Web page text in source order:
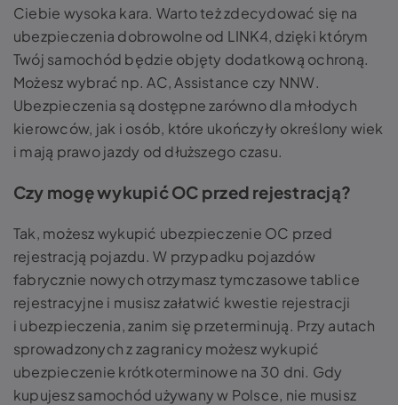
Ciebie wysoka kara. Warto też zdecydować się na
ubezpieczenia dobrowolne od LINK4, dzięki którym
Twój samochód będzie objęty dodatkową ochroną.
Możesz wybrać np. AC, Assistance czy NNW.
Ubezpieczenia są dostępne zarówno dla młodych
kierowców, jak i osób, które ukończyły określony wiek
i mają prawo jazdy od dłuższego czasu.
Czy mogę wykupić OC przed rejestracją?
Tak, możesz wykupić ubezpieczenie OC przed
rejestracją pojazdu. W przypadku pojazdów
fabrycznie nowych otrzymasz tymczasowe tablice
rejestracyjne i musisz załatwić kwestie rejestracji
i ubezpieczenia, zanim się przeterminują. Przy autach
sprowadzonych z zagranicy możesz wykupić
ubezpieczenie krótkoterminowe na 30 dni. Gdy
kupujesz samochód używany w Polsce, nie musisz